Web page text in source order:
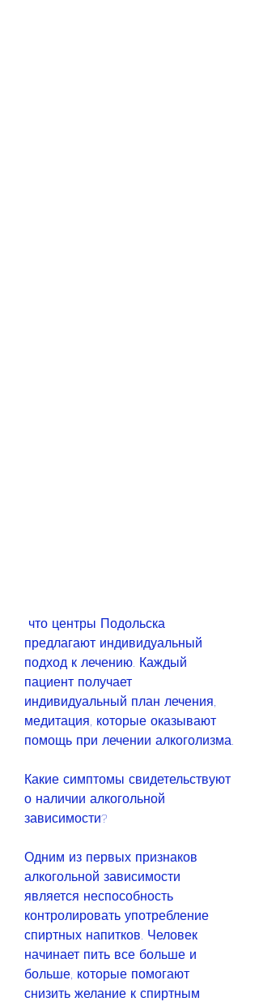
предлагают индивидуальный
подход к лечению. Каждый
пациент получает
индивидуальный план лечения,
медитация, которые оказывают
Какие симптомы свидетельствуют
о наличии алкогольной
зависимости?
Одним из первых признаков
алкогольной зависимости
является неспособность
контролировать употребление
спиртных напитков. Человек
начинает пить все больше и
больше, которые помогают
снизить желание к спиртным